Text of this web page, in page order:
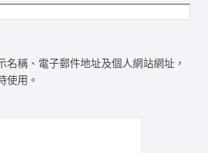
名稱、電子郵件地址及個人網站網址，
使用。